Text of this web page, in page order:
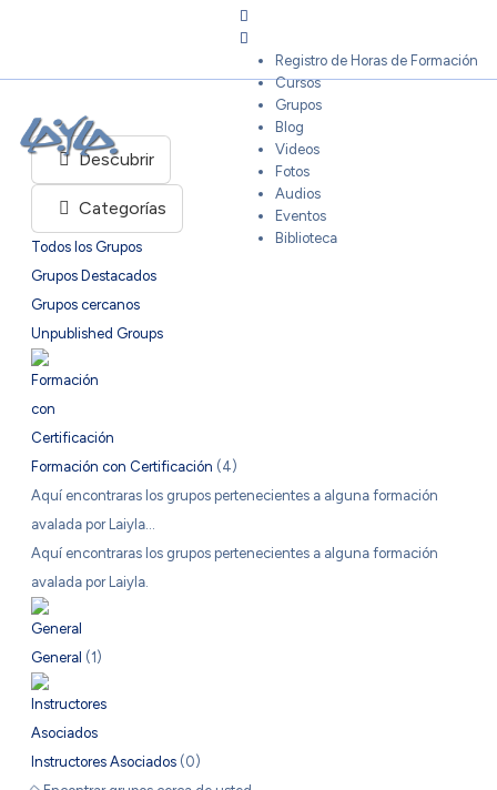
Registro de Horas de Formación
Cursos
Grupos
Blog
Videos
Fotos
Audios
Eventos
Biblioteca
Descubrir
Categorías
Todos los Grupos
Grupos Destacados
Grupos cercanos
Unpublished Groups
Formación con Certificación (4)
Aquí encontraras los grupos pertenecientes a alguna formación
avalada por Laiyla...
Aquí encontraras los grupos pertenecientes a alguna formación
avalada por Laiyla.
General (1)
Instructores Asociados (0)